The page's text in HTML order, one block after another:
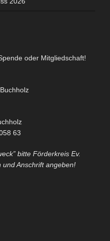
oder Mitgliedschaft!
63
bitte Förderkreis Ev.
und Anschrift angeben!